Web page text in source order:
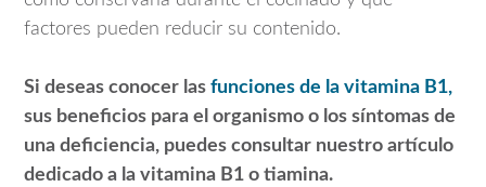
factores pueden reducir su contenido.
Si deseas conocer las funciones de la vitamina B1,
sus beneficios para el organismo o los síntomas de
una deficiencia, puedes consultar nuestro artículo
dedicado a la vitamina B1 o tiamina.